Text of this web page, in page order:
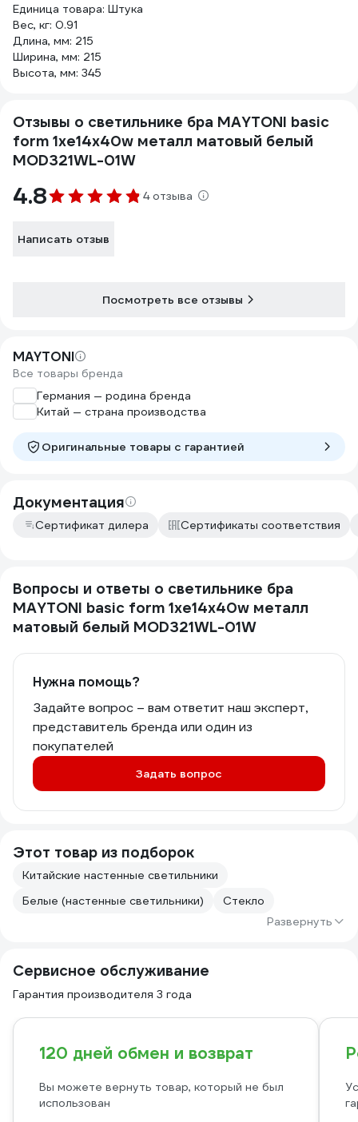
Единица товара: Штука
Вес, кг: 0.91
Длина, мм: 215
Ширина, мм: 215
Высота, мм: 345
Отзывы о светильнике бра MAYTONI basic
form 1хe14x40w металл матовый белый
MOD321WL-01W
4.8 4 отзыва
Написать отзыв
Посмотреть все отзывы
MAYTONI
Все товары бренда
Германия — родина бренда
Китай — страна производства
Оригинальные товары c гарантией
Документация
Сертификат дилера Сертификаты соответствия
Вопросы и ответы о светильнике бра
MAYTONI basic form 1хe14x40w металл
матовый белый MOD321WL-01W
Нужна помощь?
Задайте вопрос – вам ответит наш эксперт,
представитель бренда или один из
покупателей
Задать вопрос
Этот товар из подборок
Китайские настенные светильники
Белые (настенные светильники)
Стекло
Развернуть
Сервисное обслуживание
Гарантия производителя 3 года
120 дней обмен и возврат
Вы можете вернуть товар, который не был
использован